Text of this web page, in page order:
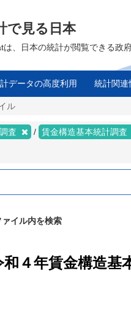
で見る日本
は、日本の統計が閲覧できる政
データの高度利用 統計関連
ル
査 賃金構造基本統計調査
イル内を検索
４年賃金構造基